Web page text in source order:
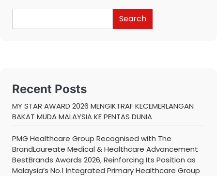
Search
Recent Posts
MY STAR AWARD 2026 MENGIKTRAF KECEMERLANGAN
BAKAT MUDA MALAYSIA KE PENTAS DUNIA
PMG Healthcare Group Recognised with The
BrandLaureate Medical & Healthcare Advancement
BestBrands Awards 2026, Reinforcing Its Position as
Malaysia’s No.1 Integrated Primary Healthcare Group